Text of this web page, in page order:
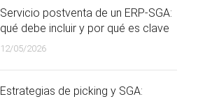
Servicio postventa de un ERP-SGA:
qué debe incluir y por qué es clave
12/05/2026
Estrategias de picking y SGA: